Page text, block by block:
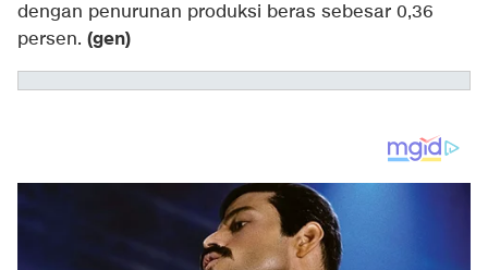
dengan penurunan produksi beras sebesar 0,36
persen. (gen)